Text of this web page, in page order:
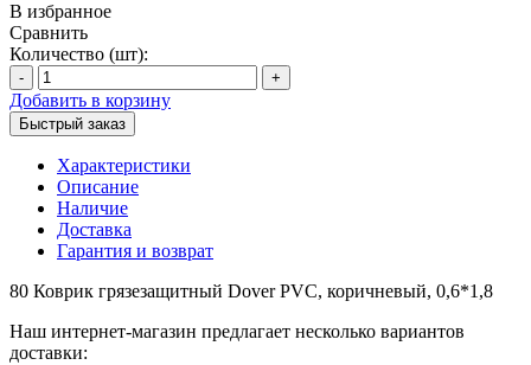
В избранное
Сравнить
Количество (шт):
- +
Добавить в корзину
Быстрый заказ
Характеристики
Описание
Наличие
Доставка
Гарантия и возврат
80 Коврик грязезащитный Dover PVC, коричневый, 0,6*1,8
Наш интернет-магазин предлагает несколько вариантов
доставки: